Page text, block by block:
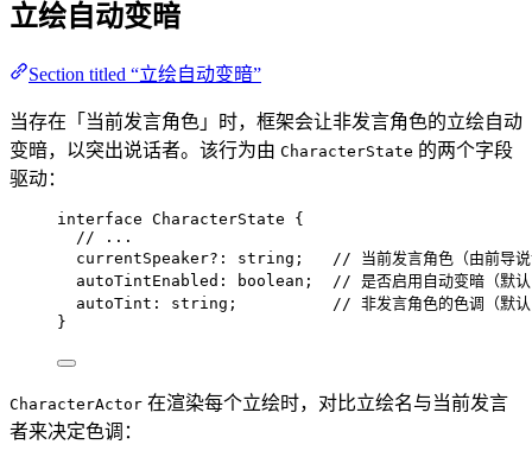
立绘自动变暗
Section titled “立绘自动变暗”
当存在「当前发言角色」时，框架会让非发言角色的立绘自动
变暗，以突出说话者。该行为由 CharacterState 的两个字段
驱动：
interface CharacterState {
// ...
currentSpeaker?: string ;
// 当前发言角色（由前导说
autoTintEnabled : boolean ;
// 是否启用自动变暗（默
autoTint : string ;
// 非发言角色的色调（默
}
CharacterActor 在渲染每个立绘时，对比立绘名与当前发言
者来决定色调：